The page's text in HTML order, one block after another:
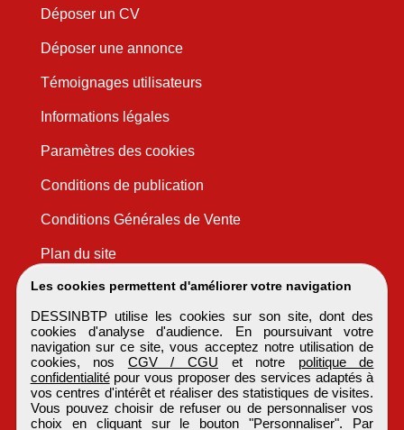
Les cookies permettent d'améliorer votre navigation
DESSINBTP utilise les cookies sur son site, dont des
cookies d'analyse d'audience. En poursuivant votre
navigation sur ce site, vous acceptez notre utilisation de
cookies, nos CGV / CGU et notre politique de
confidentialitépour vous proposer des services adaptés à
vos centres d'intérêt et réaliser des statistiques de visites.
Vous pouvez choisir de refuser ou de personnaliser vos
choix en cliquant sur le bouton "Personnaliser". Par
Déposer un CV
Déposer une annonce
Témoignages utilisateurs
Informations légales
Paramètres des cookies
Conditions de publication
Conditions Générales de Vente
Plan du site